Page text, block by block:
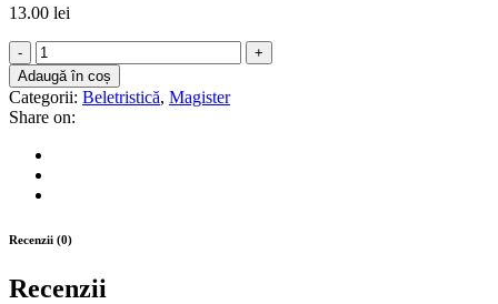
13.00 lei
Numele
timpului
quantity
Adaugă în coș
Categorii: Beletristică, Magister
Share on:
Recenzii (0)
Recenzii